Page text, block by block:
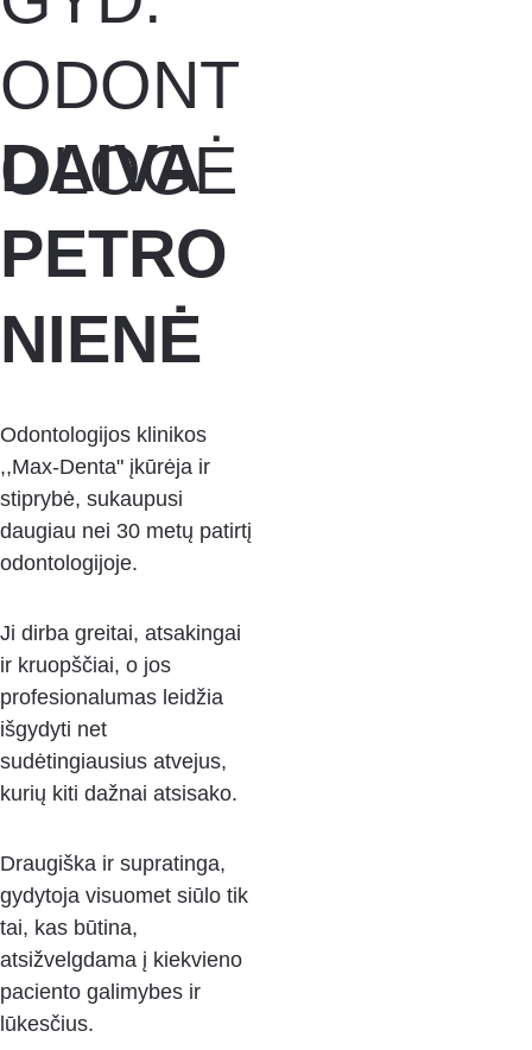
DAIVA
PETRO
NIENĖ
Odontologijos klinikos
,,Max-Denta" įkūrėja ir
stiprybė, sukaupusi
daugiau nei 30 metų patirtį
odontologijoje.
Ji dirba greitai, atsakingai
ir kruopščiai, o jos
profesionalumas leidžia
išgydyti net
sudėtingiausius atvejus,
kurių kiti dažnai atsisako.
Draugiška ir supratinga,
gydytoja visuomet siūlo tik
tai, kas būtina,
atsižvelgdama į kiekvieno
paciento galimybes ir
lūkesčius.
ODONT
OLOGĖ